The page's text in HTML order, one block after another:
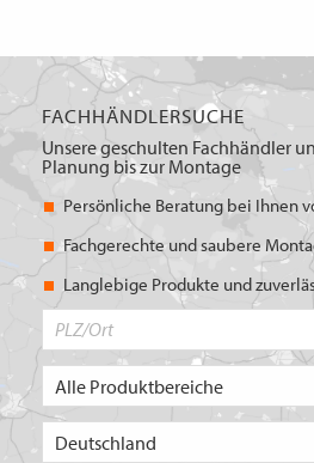
FACHHÄNDLERSUCHE
Unsere geschulten Fachhändler
Planung bis zur Montage
Persönliche Beratung bei Ihnen
Fachgerechte und saubere
Langlebige Produkte und